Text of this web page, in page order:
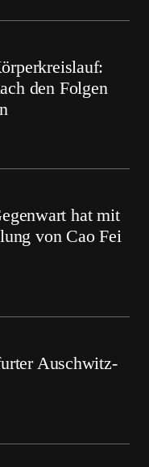
den Folgen
hat mit
von Cao Fei
Auschwitz-